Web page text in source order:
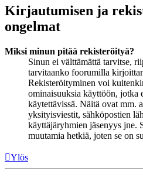
Kirjautumisen ja
ongelmat
Miksi minun pitää rekisteröityä?
Sinun ei välttämättä tarvitse,
tarvitaanko foorumilla
Rekisteröityminen voi
ominaisuuksia käyttöön, jotka
käytettävissä. Näitä ovat mm.
yksityisviestit, sähköpostien
käyttäjäryhmien jäsenyys jne.
muutamia hetkiä, joten se on
Ylös